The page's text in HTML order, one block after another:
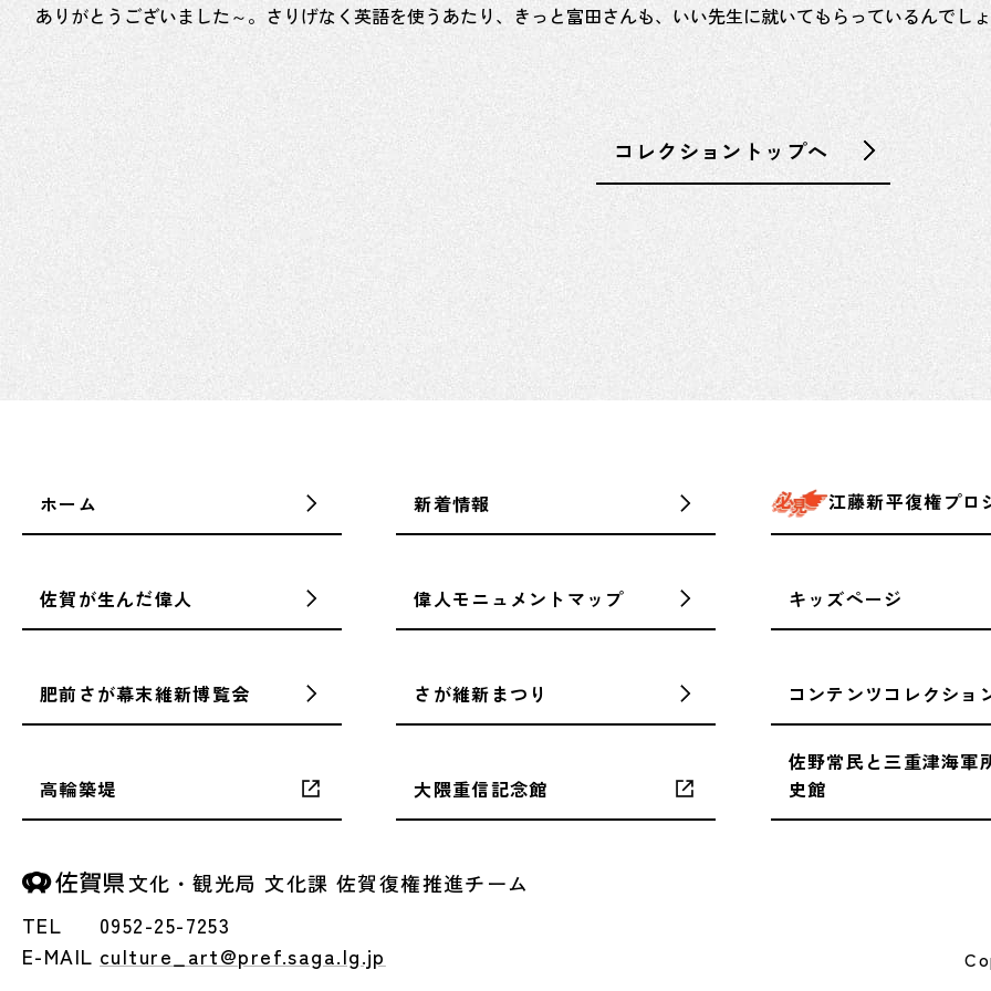
ありがとうございました～。さりげなく英語を使うあたり、きっと富田さんも、いい先生に就いてもらっているんでし
コレクショントップへ
ホーム 新着情報 江藤新平復権プロ
佐賀が生んだ偉人 偉人モニュメントマップ キッズページ
肥前さが幕末維新博覧会 さが維新まつり コンテンツコレクショ
高輪築堤 大隈重信記念館
佐野常民と三重津海軍
史館
文化・観光局 文化課 佐賀復権推進チーム
TEL
0952-25-7253
E-MAIL culture_art@pref.saga.lg.jp